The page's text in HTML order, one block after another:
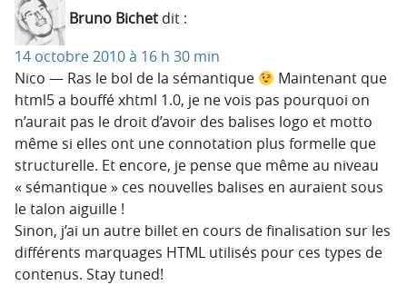
Bruno Bichet dit :
14 octobre 2010 à 16 h 30 min
Nico — Ras le bol de la sémantique
Maintenant que
html5 a bouffé xhtml 1.0, je ne vois pas pourquoi on
n’aurait pas le droit d’avoir des balises logo et motto
même si elles ont une connotation plus formelle que
structurelle. Et encore, je pense que même au niveau
« sémantique » ces nouvelles balises en auraient sous
le talon aiguille !
Sinon, j’ai un autre billet en cours de finalisation sur les
différents marquages HTML utilisés pour ces types de
contenus. Stay tuned!